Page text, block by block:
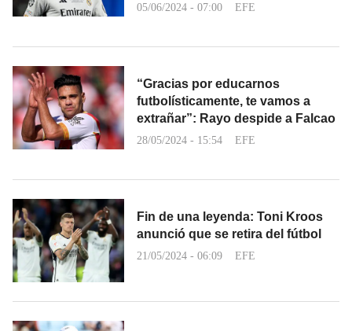
05/06/2024 - 07:00 EFE
“Gracias por educarnos
futbolísticamente, te vamos a
extrañar”: Rayo despide a Falcao
28/05/2024 - 15:54 EFE
Fin de una leyenda: Toni Kroos
anunció que se retira del fútbol
21/05/2024 - 06:09 EFE